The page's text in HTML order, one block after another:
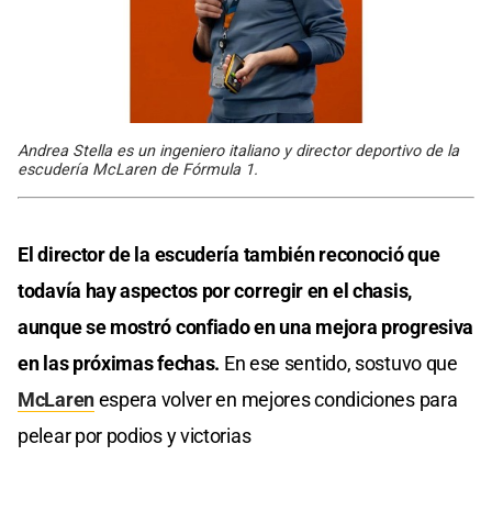
Andrea Stella es un ingeniero italiano y director deportivo de la
escudería McLaren de Fórmula 1.
El director de la escudería también reconoció que
todavía hay aspectos por corregir en el chasis,
aunque se mostró confiado en una mejora progresiva
en las próximas fechas. En ese sentido, sostuvo que
McLarenespera volver en mejores condiciones para
pelear por podios y victorias